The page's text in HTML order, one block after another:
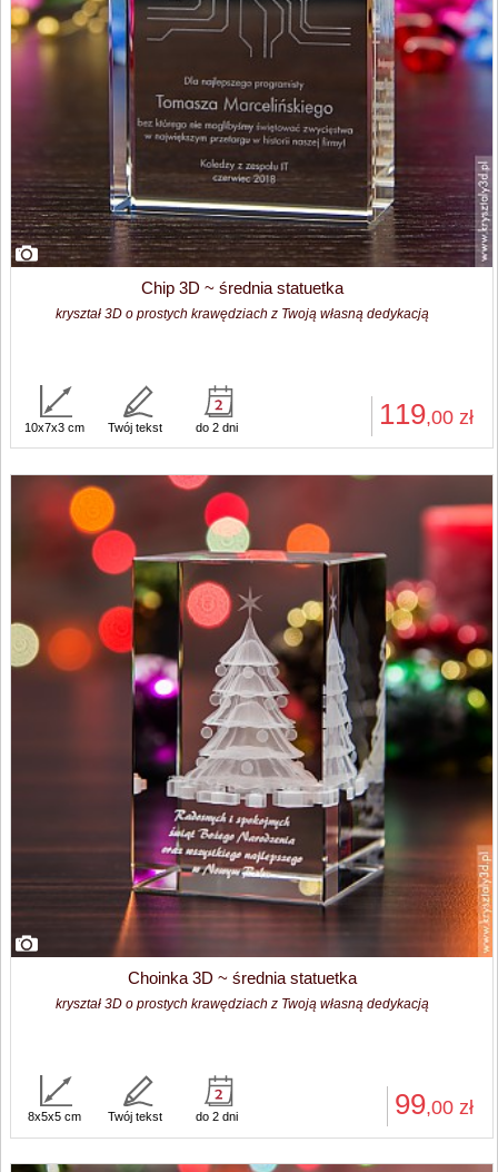
Chip 3D ~ średnia statuetka
kryształ 3D o prostych krawędziach z Twoją własną dedykacją
119,00 zł
10x7x3 cm Twój tekst do 2 dni
Choinka 3D ~ średnia statuetka
kryształ 3D o prostych krawędziach z Twoją własną dedykacją
99,00 zł
8x5x5 cm Twój tekst do 2 dni